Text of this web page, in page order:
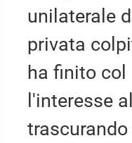
unilaterale
privata
ha finito col
l'interesse